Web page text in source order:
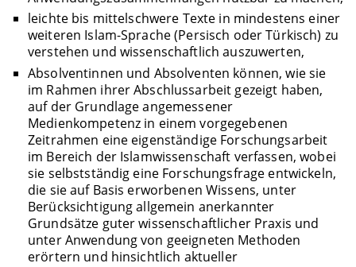
leichte bis mittelschwere Texte in mindestens einer
weiteren Islam-Sprache (Persisch oder Türkisch) zu
verstehen und wissenschaftlich auszuwerten,
Absolventinnen und Absolventen können, wie sie
im Rahmen ihrer Abschlussarbeit gezeigt haben,
auf der Grundlage angemessener
Medienkompetenz in einem vorgegebenen
Zeitrahmen eine eigenständige Forschungsarbeit
im Bereich der Islamwissenschaft verfassen, wobei
sie selbstständig eine Forschungsfrage entwickeln,
die sie auf Basis erworbenen Wissens, unter
Berücksichtigung allgemein anerkannter
Grundsätze guter wissenschaftlicher Praxis und
unter Anwendung von geeigneten Methoden
erörtern und hinsichtlich aktueller